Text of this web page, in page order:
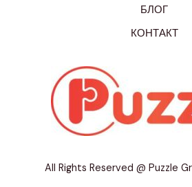
БЛОГ
КОНТАКТ
All Rights Reserved @ Puzzle